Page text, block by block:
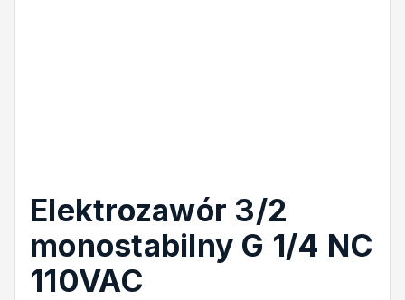
Elektrozawór 3/2
monostabilny G 1/4 NC
110VAC